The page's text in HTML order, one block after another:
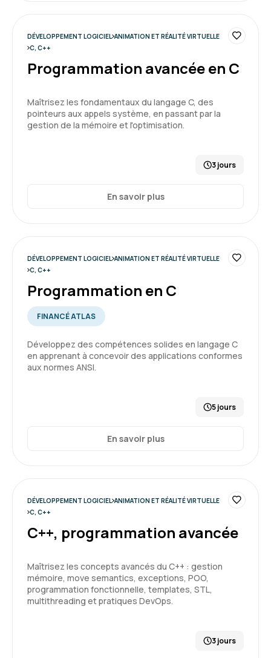
DÉVELOPPEMENT LOGICIEL ANIMATION ET RÉALITÉ VIRTUELLE
C, C++
Programmation avancée en C
Maîtrisez les fondamentaux du langage C, des
pointeurs aux appels système, en passant par la
gestion de la mémoire et l'optimisation.
3 jours
En savoir plus
DÉVELOPPEMENT LOGICIEL ANIMATION ET RÉALITÉ VIRTUELLE
C, C++
Programmation en C
FINANCÉ ATLAS
Développez des compétences solides en langage C
en apprenant à concevoir des applications conformes
aux normes ANSI.
5 jours
En savoir plus
DÉVELOPPEMENT LOGICIEL ANIMATION ET RÉALITÉ VIRTUELLE
C, C++
C++, programmation avancée
Maîtrisez les concepts avancés du C++ : gestion
mémoire, move semantics, exceptions, POO,
programmation fonctionnelle, templates, STL,
multithreading et pratiques DevOps.
3 jours